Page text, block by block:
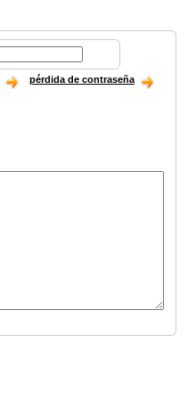
pérdida de contraseña